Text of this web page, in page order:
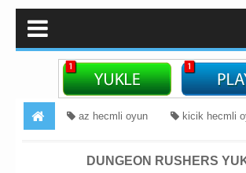
az hecmli oyun kicik hecmli
DUNGEON RUSHERS